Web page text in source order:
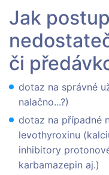
Jak
či
dotaz na správné
nalačno...?)
dotaz na případné
levothyroxinu
inhibitory
karbamazepin aj.)